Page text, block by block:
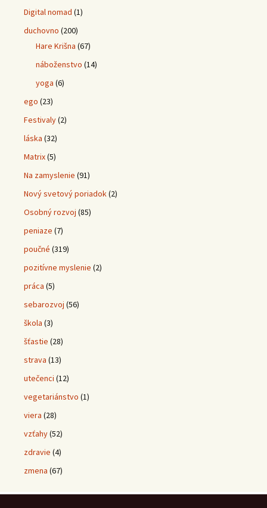
Digital nomad (1)
duchovno (200)
Hare Krišna (67)
náboženstvo (14)
yoga (6)
ego (23)
Festivaly(2)
láska (32)
Matrix(5)
Na zamyslenie (91)
Nový svetový poriadok(2)
Osobný rozvoj (85)
peniaze (7)
poučné (319)
pozitívne myslenie (2)
práca (5)
sebarozvoj (56)
škola (3)
šťastie (28)
strava (13)
utečenci (12)
vegetariánstvo (1)
viera (28)
vzťahy(52)
zdravie (4)
zmena (67)